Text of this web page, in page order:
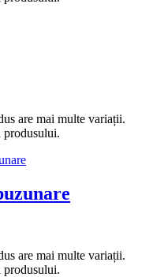
are mai multe variații.
produsului.
are mai multe variații.
produsului.